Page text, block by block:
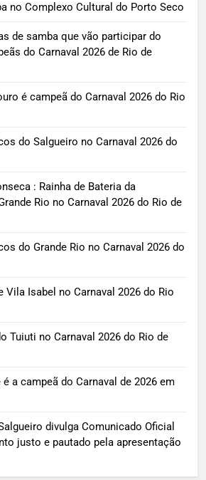
no Complexo Cultural do Porto Seco
de samba que vão participar do
do Carnaval 2026 de Rio de
é campeã do Carnaval 2026 do Rio
do Salgueiro no Carnaval 2026 do
: Rainha de Bateria da
Rio no Carnaval 2026 do Rio de
do Grande Rio no Carnaval 2026 do
Vila Isabel no Carnaval 2026 do Rio
Tuiuti no Carnaval 2026 do Rio de
a campeã do Carnaval de 2026 em
divulga Comunicado Oficial
justo e pautado pela apresentação